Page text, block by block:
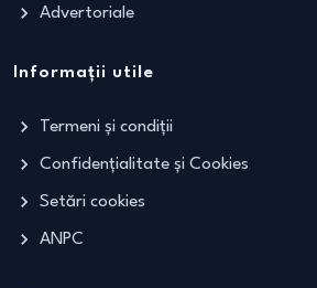
Advertoriale
Informații utile
Termeni și condiții
Confidențialitate și Cookies
Setări cookies
ANPC